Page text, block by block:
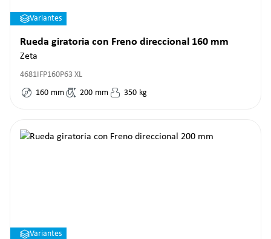
Variantes
Rueda giratoria con Freno direccional 160 mm
Zeta
4681IFP160P63 XL
160 mm 200 mm 350 kg
Variantes